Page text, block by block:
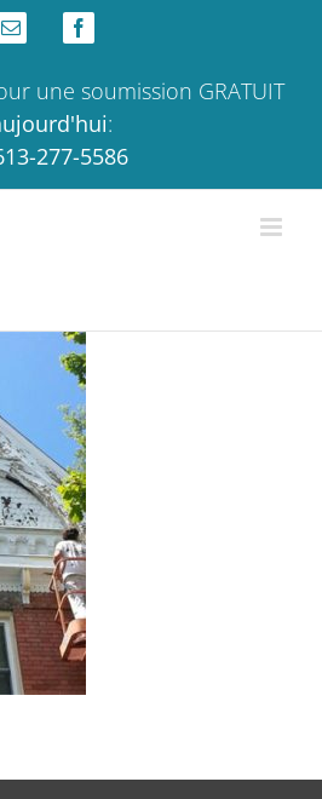
Email
une soumission GRATUIT
:
277-5586